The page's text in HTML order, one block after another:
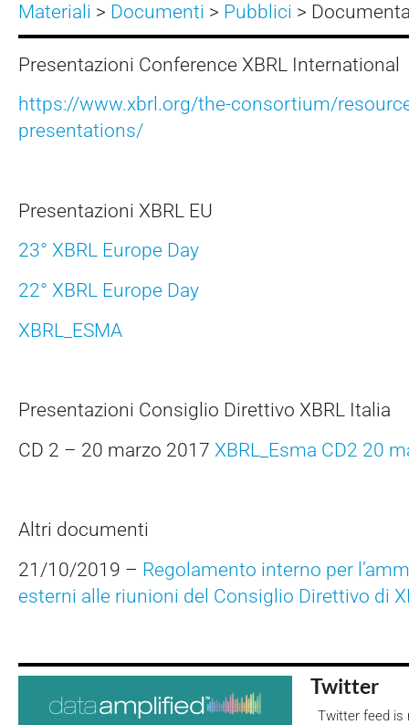
Materiali > Documenti > Pubblici >
Presentazioni Conference XBRL International
https://www.xbrl.org/the-consortium/
presentations/
Presentazioni XBRL EU
23° XBRL Europe Day
22° XBRL Europe Day
XBRL_ESMA
Presentazioni Consiglio Direttivo XBRL Italia
CD 2 – 20 marzo 2017 XBRL_Esma CD2 20
Altri documenti
21/10/2019 – Regolamento interno per
esterni alle riunioni del Consiglio Direttivo di
Twitter
Twitter feed is